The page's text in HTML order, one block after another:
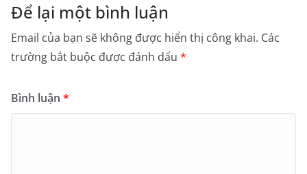
Để lại một bình luận
Email của bạn sẽ không được hiển thị công khai. Các
trường bắt buộc được đánh dấu *
Bình luận *